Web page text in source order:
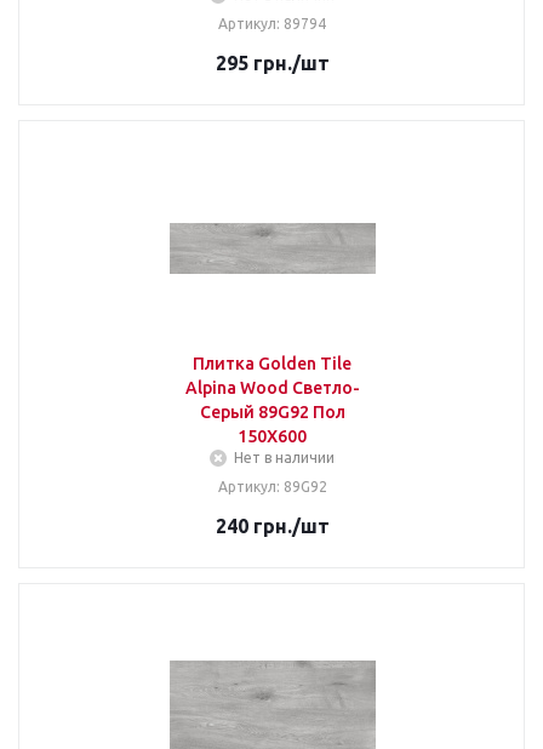
Артикул: 89794
295грн./шт
Плитка Golden Tile
Alpina Wood Светло-
Серый 89G92 Пол
150Х600
Нет в наличии
Артикул: 89G92
240грн./шт